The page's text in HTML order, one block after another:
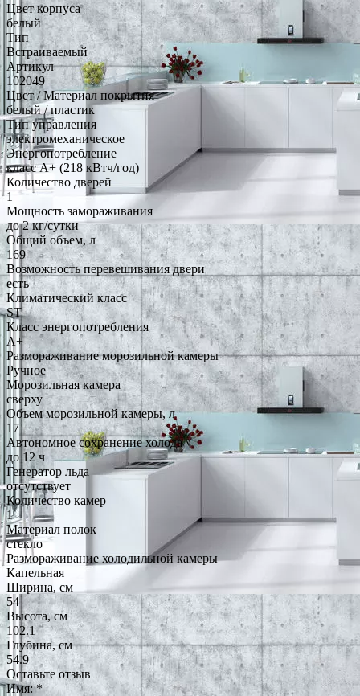
Цвет корпуса
белый
Тип
Встраиваемый
Артикул
102049
Цвет / Материал покрытия
белый / пластик
Тип управления
электромеханическое
Энергопотребление
класс A+ (218 кВтч/год)
Количество дверей
1
Мощность замораживания
до 2 кг/cутки
Общий объем, л
169
Возможность перевешивания двери
есть
Климатический класс
ST
Класс энергопотребления
A+
Размораживание морозильной камеры
Ручное
Морозильная камера
сверху
Объем морозильной камеры, л
17
Автономное сохранение холода
до 12 ч
Генератор льда
отсутствует
Количество камер
1
Материал полок
стекло
Размораживание холодильной камеры
Капельная
Ширина, см
54
Высота, см
102.1
Глубина, см
54.9
Оставьте отзыв
Имя:*